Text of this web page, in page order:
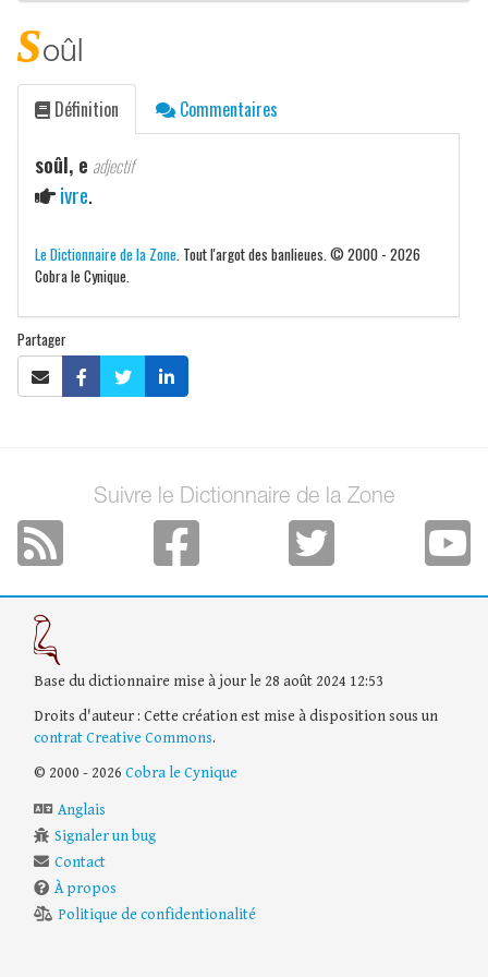
soûl
Définition Commentaires
soûl, e adjectif
ivre.
Le Dictionnaire de la Zone . Tout l'argot des banlieues. © 2000 - 2026
Cobra le Cynique.
Partager
Suivre le Dictionnaire de la Zone
Base du dictionnaire mise à jour le 28 août 2024 12:53
Droits d'auteur : Cette création est mise à disposition sous un
contrat Creative Commons.
© 2000 - 2026 Cobra le Cynique
Anglais
Signaler un bug
Contact
À propos
Politique de confidentionalité